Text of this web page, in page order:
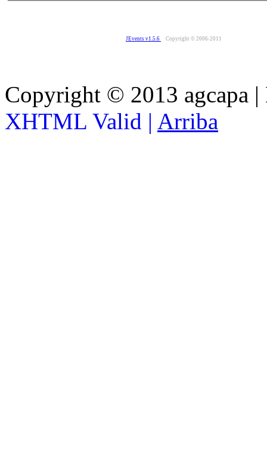
JEvents v1.5.6 Copyright © 2006-2011
Copyright © 2013 agcapa
XHTML Valid | Arriba